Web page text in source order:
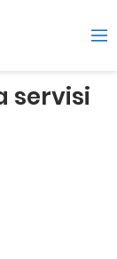
servisi